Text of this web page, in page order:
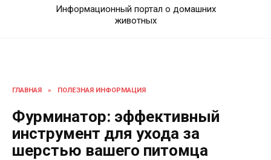
Информационный портал о домашних
животных
ГЛАВНАЯ » ПОЛЕЗНАЯ ИНФОРМАЦИЯ
Фурминатор: эффективный
инструмент для ухода за
шерстью вашего питомца